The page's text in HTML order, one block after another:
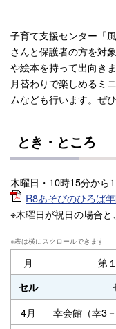
子育て支援センター「
さんと保護者の方を対
や絵本を持って出向きま
月替わりで楽しめるミ
ムなども行います。ぜ
とき・ところ
木曜日・10時15分から
R8あそびのひろば
※木曜日が祝日の場合と
月 第
セル
4月 幸会館（幸3－